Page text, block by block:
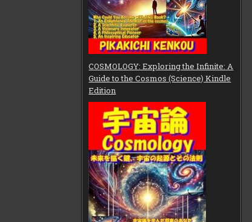
COSMOLOGY: Exploring the Infinite: A
Guide to the Cosmos (Science) Kindle
Edition